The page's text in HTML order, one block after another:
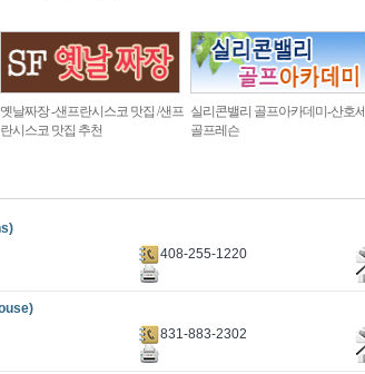
옛날짜장 -샌프란시스코 맛집 /샌프
란시스코 맛집 추천
실리콘밸리 골프아카데미-산호세
골프레슨
408-255-1220
831-883-2302